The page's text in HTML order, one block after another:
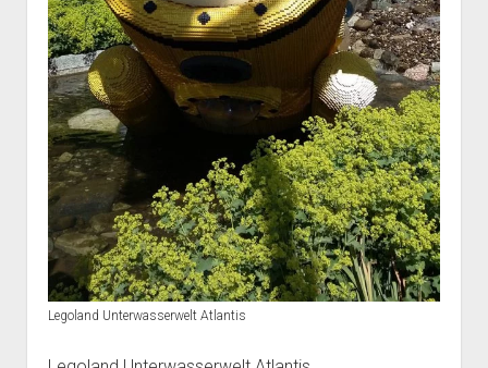
Legoland Unterwasserwelt Atlantis